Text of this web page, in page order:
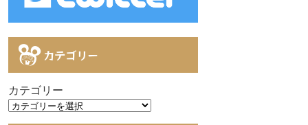
カテゴリー
カテゴリー